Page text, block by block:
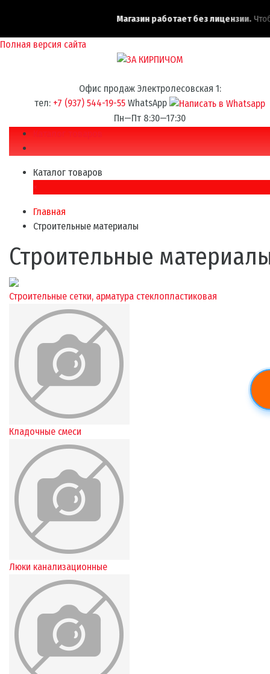
Магазин работает без лицензии.
Полная версия сайта
Офис продаж Электролесовская 1:
тел: +7 (937) 544-19-55 WhatsApp
Пн—Пт 8:30—17:30
Каталог товаров
Каталог товаров
×
Главная
Строительные материалы
Строительные
Строительные сетки, арматура стеклопластиковая
Кладочные смеси
Люки канализационные